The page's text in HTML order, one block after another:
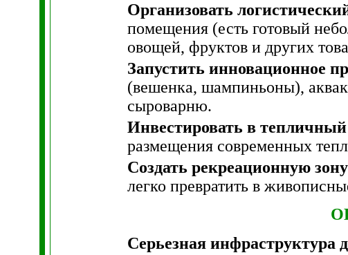
Организовать
помещения (есть готовый
овощей, фруктов и других
Запустить инновационное
(вешенка, шампиньоны),
сыроварню.
Инвестировать в
размещения современных
Создать рекреационную зону
легко превратить в
Серьезная инфраструктура